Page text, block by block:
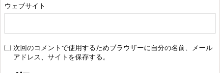
ウェブサイト
次回のコメントで使用するためブラウザーに自分の名前、メール
アドレス、サイトを保存する。